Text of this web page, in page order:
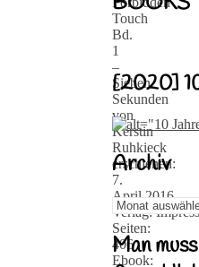
Touch
Bd.
1
–
Sieben
Sekunden
von
Kerstin
Ruhkieck
erschienen:
7.
April.2016
Verlag: Impress
Seiten:
406
Ebook:
[2020]
Archiv
Archiv
Man